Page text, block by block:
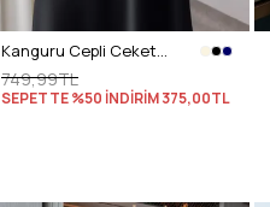
Kanguru Cepli Ceket 0034 - EKRU
749,99TL
SEPETTE %50 İNDİRİM375,00TL